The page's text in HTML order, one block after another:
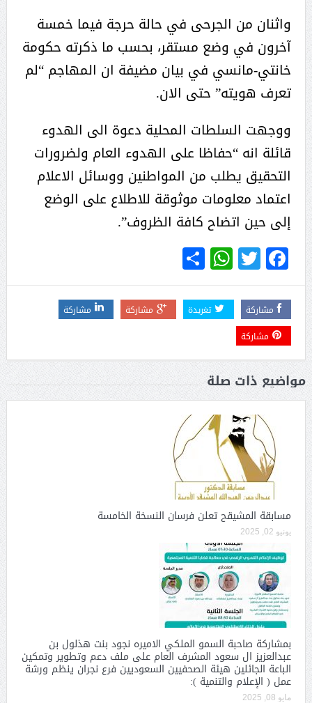
واثنان من الجرحى في حالة حرجة فيما خمسة
آخرون في وضع مستقر، بحسب ما ذكرته حكومة
خانتي-مانسي في بيان مضيفة ان المهاجم “لم
تعرف هويته” حتى الان.
ووجهت السلطات المحلية دعوة الى الهدوء
قائلة انه “حفاظا على الهدوء العام ولضرورات
التحقيق يطلب من المواطنين ووسائل الاعلام
اعتماد معلومات موثوقة للاطلاع على الوضع
إلى حين اتضاح كافة الظروف”.
Facebook
Twitter
WhatsApp
Share
مشاركة تغريدة مشاركة
مشاركة
مشاركة
مواضيع ذات صلة
مسابقة المشيقح تعلن فرسان النسخة الخامسة
يونيو 02, 2025
بمشاركة صاحبة السمو الملكي الاميره نجود بنت هذلول بن
عبدالعزيز ال سعود المشرف العام على ملف دعم وتطوير وتمكين
الباعة الجائلين هيئة الصحفيين السعوديين فرع نجران ينظم ورشة
عمل ( الإعلام والتنمية ):
مايو 08, 2025